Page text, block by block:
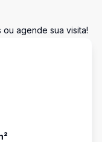
ou agende sua visita!